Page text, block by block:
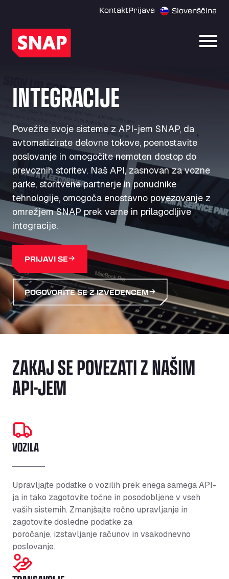
KontaktPrijava Slovenščina
INTEGRACIJE
Povežite svoje sisteme z API-jem SNAP, da
avtomatizirate delovne tokove, poenostavite
poslovanje in omogočite nemoten dostop do
prevoznih storitev. Naš API, zasnovan za vozne
parke, storitvene partnerje in ponudnike
tehnologije, omogoča enostavno povezovanje z
omrežjem SNAP prek varne in prilagodljive
integracije.
PRIJAVI SE
POGOVORITE SE Z IZVEDENCEM
ZAKAJ SE POVEZATI Z NAŠIM
API-JEM
VOZILA
Upravljajte podatke o vozilih prek enega samega API-
ja in tako zagotovitetočne in posodobljene v vseh
vaših sistemih. Zmanjšajte ročno upravljanje in
zagotovite dosledne podatke za
poročanje, izstavljanje računov in vsakodnevno
poslovanje.